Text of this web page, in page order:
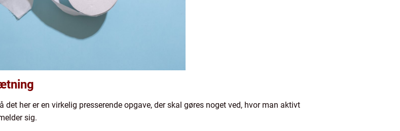
her er en virkelig presserende opgave, der skal gøres noget ved, hvor man aktivt
sig.